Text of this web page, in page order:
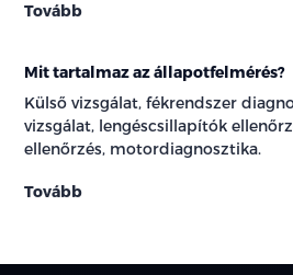
Tovább
Mit tartalmaz az állapotfelmérés?
Külső vizsgálat, fékrendszer
vizsgálat, lengéscsillapítók
ellenőrzés, motordiagnosztika.
Tovább